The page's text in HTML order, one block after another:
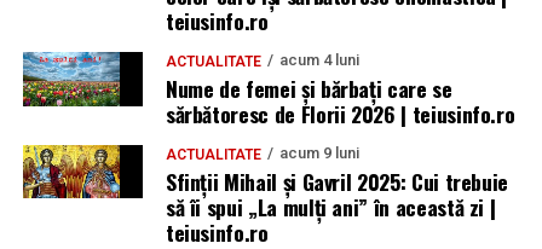
teiusinfo.ro
ACTUALITATE acum 4 luni
Nume de femei și bărbați care se
sărbătoresc de Florii 2026 | teiusinfo.ro
ACTUALITATE acum 9 luni
Sfinții Mihail și Gavril 2025: Cui trebuie
să îi spui „La mulţi ani” în această zi |
teiusinfo.ro